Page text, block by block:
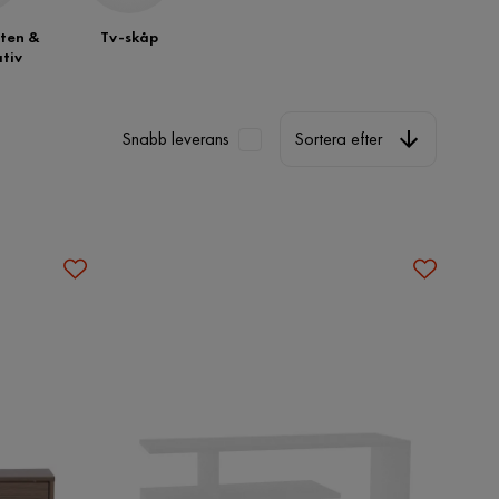
&
Tv-skåp
Snabb leverans Sortera efter